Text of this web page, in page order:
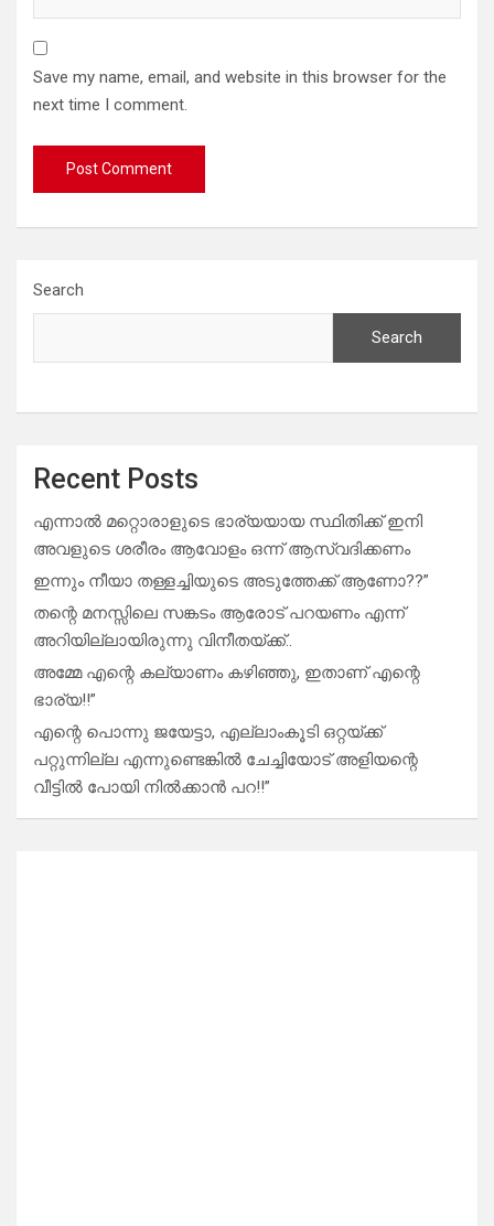
Save my name, email, and website in this browser for the
next time I comment.
Search
Search
Recent Posts
എന്നാൽ മറ്റൊരാളുടെ ഭാര്യയായ സ്ഥിതിക്ക് ഇനി
അവളുടെ ശരീരം ആവോളം ഒന്ന് ആസ്വദിക്കണം
ഇന്നും നീയാ തള്ളച്ചിയുടെ അടുത്തേക്ക് ആണോ??”
തന്റെ മനസ്സിലെ സങ്കടം ആരോട് പറയണം എന്ന്
അറിയില്ലായിരുന്നു വിനീതയ്ക്ക്..
അമ്മേ എന്റെ കല്യാണം കഴിഞ്ഞു, ഇതാണ് എന്റെ
ഭാര്യ!!”
എന്റെ പൊന്നു ജയേട്ടാ, എല്ലാംകൂടി ഒറ്റയ്ക്ക്
പറ്റുന്നില്ല എന്നുണ്ടെങ്കിൽ ചേച്ചിയോട് അളിയന്റെ
വീട്ടിൽ പോയി നിൽക്കാൻ പറ!!”